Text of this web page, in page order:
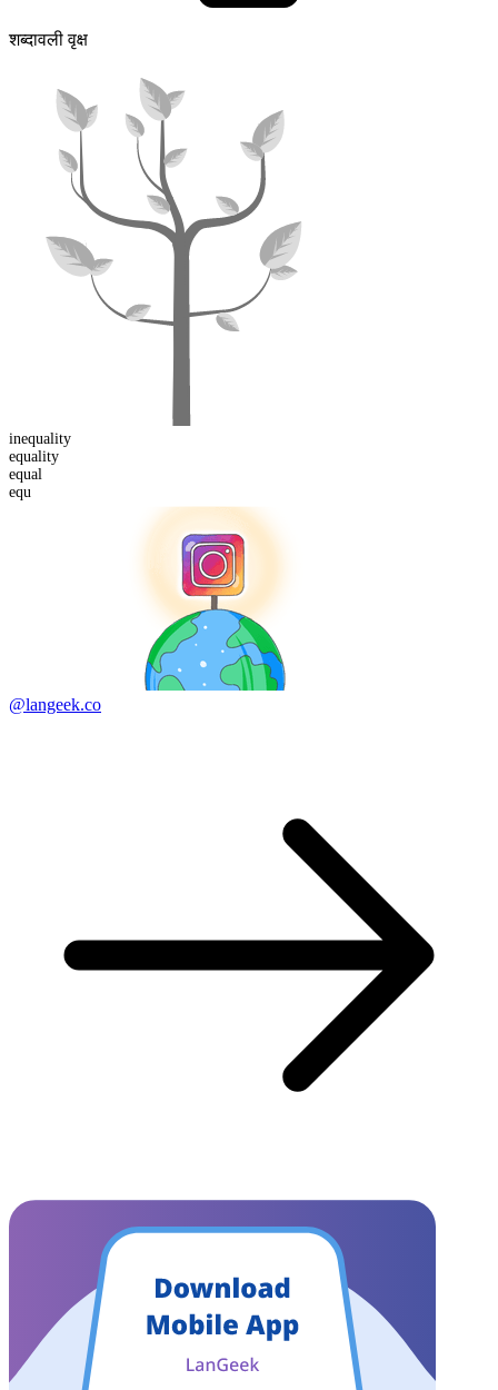
शब्दावली वृक्ष
inequality
equality
equal
equ
@langeek.co